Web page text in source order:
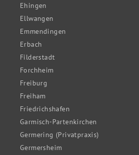
Ehingen
Ellwangen
Emmendingen
Erbach
Filderstadt
Forchheim
Freiburg
Freiham
Friedrichshafen
Garmisch-Partenkirchen
Germering (Privatpraxis)
Germersheim